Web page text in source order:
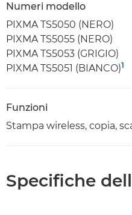
Numeri modello
PIXMA TS5050 (NERO)
PIXMA TS5055 (NERO)
PIXMA TS5053 (GRIGIO)
PIXMA TS5051 (BIANCO)1
Funzioni
Stampa wireless, copia,
Specifiche